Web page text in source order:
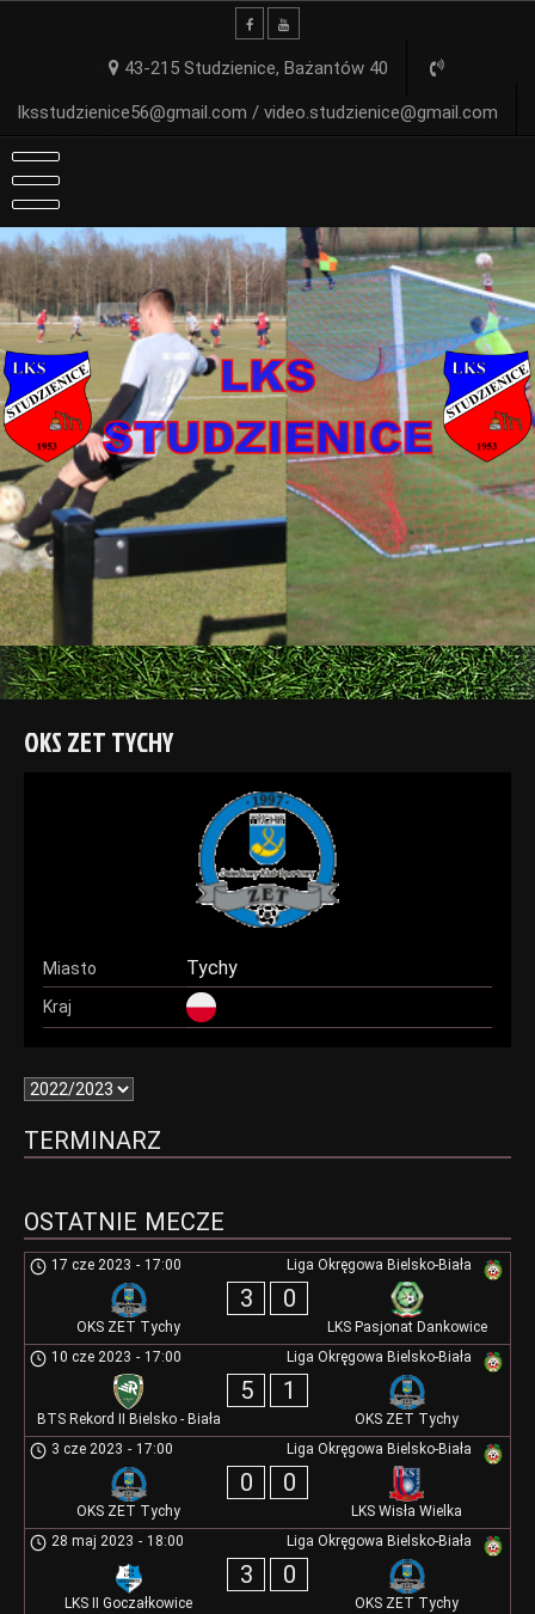
43-215 Studzienice, Bażantów 40
lksstudzienice56@gmail.com / video.studzienice@gmail.com
OKS ZET TYCHY
Miasto Tychy
Kraj
TERMINARZ
OSTATNIE MECZE
Liga Okręgowa Bielsko-Biała
17 cze 2023 - 17:00
OKS ZET Tychy
3 0
LKS Pasjonat Dankowice
Liga Okręgowa Bielsko-Biała
10 cze 2023 - 17:00
BTS Rekord II Bielsko - Biała
5 1
OKS ZET Tychy
Liga Okręgowa Bielsko-Biała
3 cze 2023 - 17:00
OKS ZET Tychy
0 0
LKS Wisła Wielka
Liga Okręgowa Bielsko-Biała
28 maj 2023 - 18:00
LKS II Goczałkowice
3 0
OKS ZET Tychy